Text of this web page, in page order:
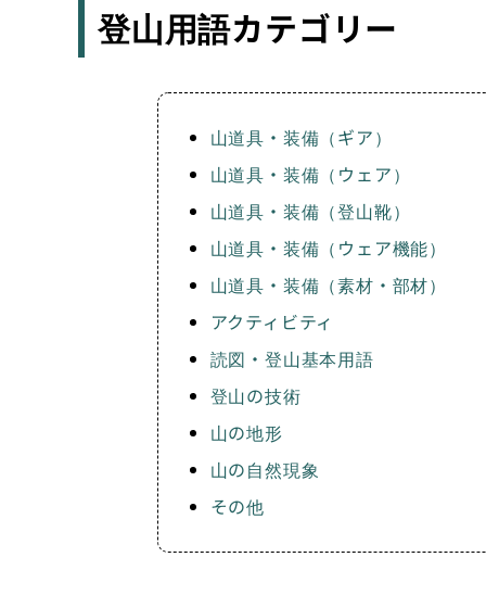
登山用語カテゴリー
山道具・装備（ギア）
山道具・装備（ウェア）
山道具・装備（登山靴）
山道具・装備（ウェア機能）
山道具・装備（素材・部材）
アクティビティ
読図・登山基本用語
登山の技術
山の地形
山の自然現象
その他